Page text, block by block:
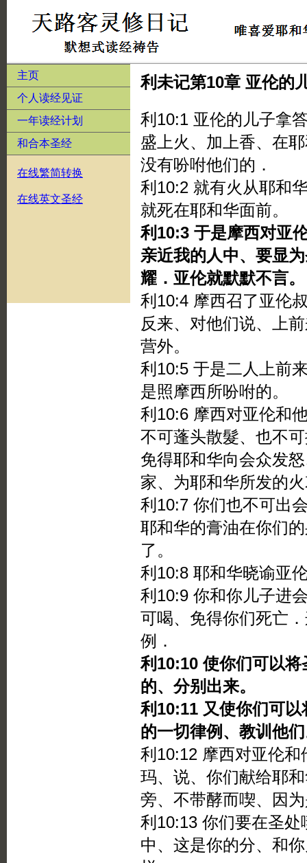
主页
个人读经见证
一年读经计划
和合本圣经
在线繁简转换
在线英文圣经
利未记第10章 亚伦的
利10:1 亚伦的儿子拿
盛上火、加上香、在
没有吩咐他们的．
利10:2 就有火从耶和
就死在耶和华面前。
利10:3 于是摩西对亚
亲近我的人中、要显
耀．亚伦就默默不言。
利10:4 摩西召了亚伦
反来、对他们说、上
营外。
利10:5 于是二人上前
是照摩西所吩咐的。
利10:6 摩西对亚伦和
不可蓬头散髮、也不
免得耶和华向会众发
家、为耶和华所发的
利10:7 你们也不可出
耶和华的膏油在你们
了。
利10:8 耶和华晓谕亚
利10:9 你和你儿子进
可喝、免得你们死亡
例．
利10:10 使你们可以
的、分别出来。
利10:11 又使你们可
的一切律例、教训他
利10:12 摩西对亚伦
玛、说、你们献给耶
旁、不带酵而喫、因
利10:13 你们要在圣
中、这是你的分、和